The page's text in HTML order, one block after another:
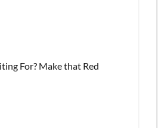
For? Make that Red